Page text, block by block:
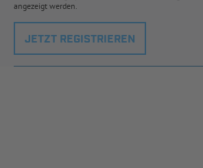
angezeigt werden.
JETZT REGISTRIEREN